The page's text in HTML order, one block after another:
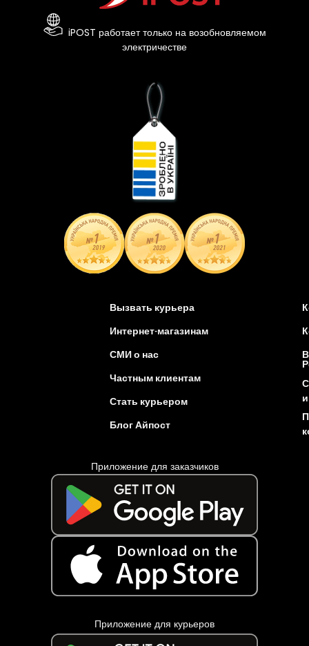
iPOST работает только на возобновляемом
электричестве
Вызвать курьера
Интернет-магазинам
СМИ о нас
Частным клиентам
Стать курьером
Блог Айпост
Приложение для заказчиков
Приложение для курьеров